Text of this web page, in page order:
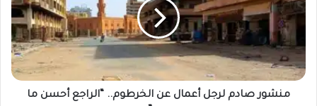
أعمال
عن
الخرطوم..
“الراجع
أحسن
ما
يجي”منشور صادم لرجل أعمال عن الخرطوم.. “الراجع أحسن ما